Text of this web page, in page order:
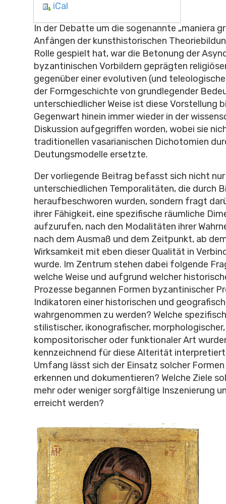
iCal
In der Debatte um die sogenannte „maniera
Anfängen der kunsthistorischen
Rolle gespielt hat, war die Betonung der
byzantinischen Vorbildern geprägten
gegenüber einer evolutiven (und
der Formgeschichte von grundlegender
unterschiedlicher Weise ist diese Vorstellung
Gegenwart hinein immer wieder in der
Diskussion aufgegriffen worden, wobei sie
traditionellen vasarianischen Dichotomien
Deutungsmodelle ersetzte.
Der vorliegende Beitrag befasst sich nicht
unterschiedlichen Temporalitäten, die durch
heraufbeschworen wurden, sondern fragt
ihrer Fähigkeit, eine spezifische räumliche
aufzurufen, nach den Modalitäten ihrer
nach dem Ausmaß und dem Zeitpunkt, ab
Wirksamkeit mit eben dieser Qualität in
wurde. Im Zentrum stehen dabei folgende
welche Weise und aufgrund welcher
Prozesse begannen Formen byzantinischer
Indikatoren einer historischen und
wahrgenommen zu werden? Welche
stilistischer, ikonografischer, morphologischer,
kompositorischer oder funktionaler Art
kennzeichnend für diese Alterität
Umfang lässt sich der Einsatz solcher
erkennen und dokumentieren? Welche Ziele
mehr oder weniger sorgfältige Inszenierung
erreicht werden?